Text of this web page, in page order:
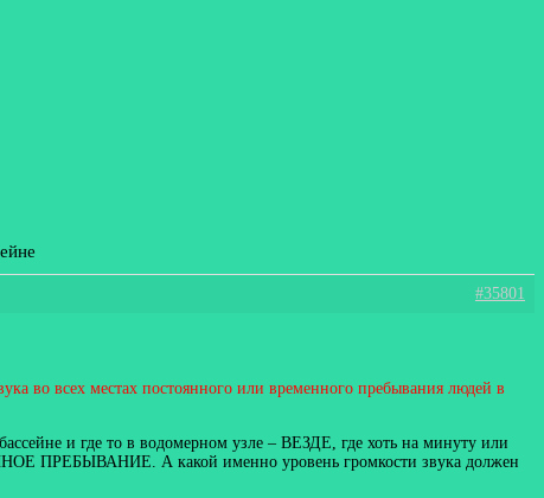
#35801
во всех местах постоянного или временного пребывания людей в
и где то в водомерном узле – ВЕЗДЕ, где хоть на минуту или
ПРЕБЫВАНИЕ. А какой именно уровень громкости звука должен